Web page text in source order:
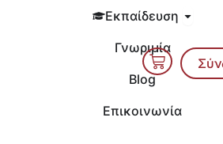
Εκπαίδευση Open
Γνωριμία
Blog
Επικοινωνία
Cart